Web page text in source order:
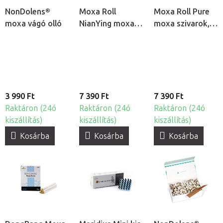
NonDolens®
moxa vágó olló
3 990 Ft
Raktáron (24ó
kiszállítás)
Kosárba
Moxa Roll
NianYing moxa
7 390 Ft
Raktáron (24ó
kiszállítás)
Kosárba
Moxa Roll Pure
moxa szivarok,
7 390 Ft
Raktáron (24ó
kiszállítás)
Kosárba